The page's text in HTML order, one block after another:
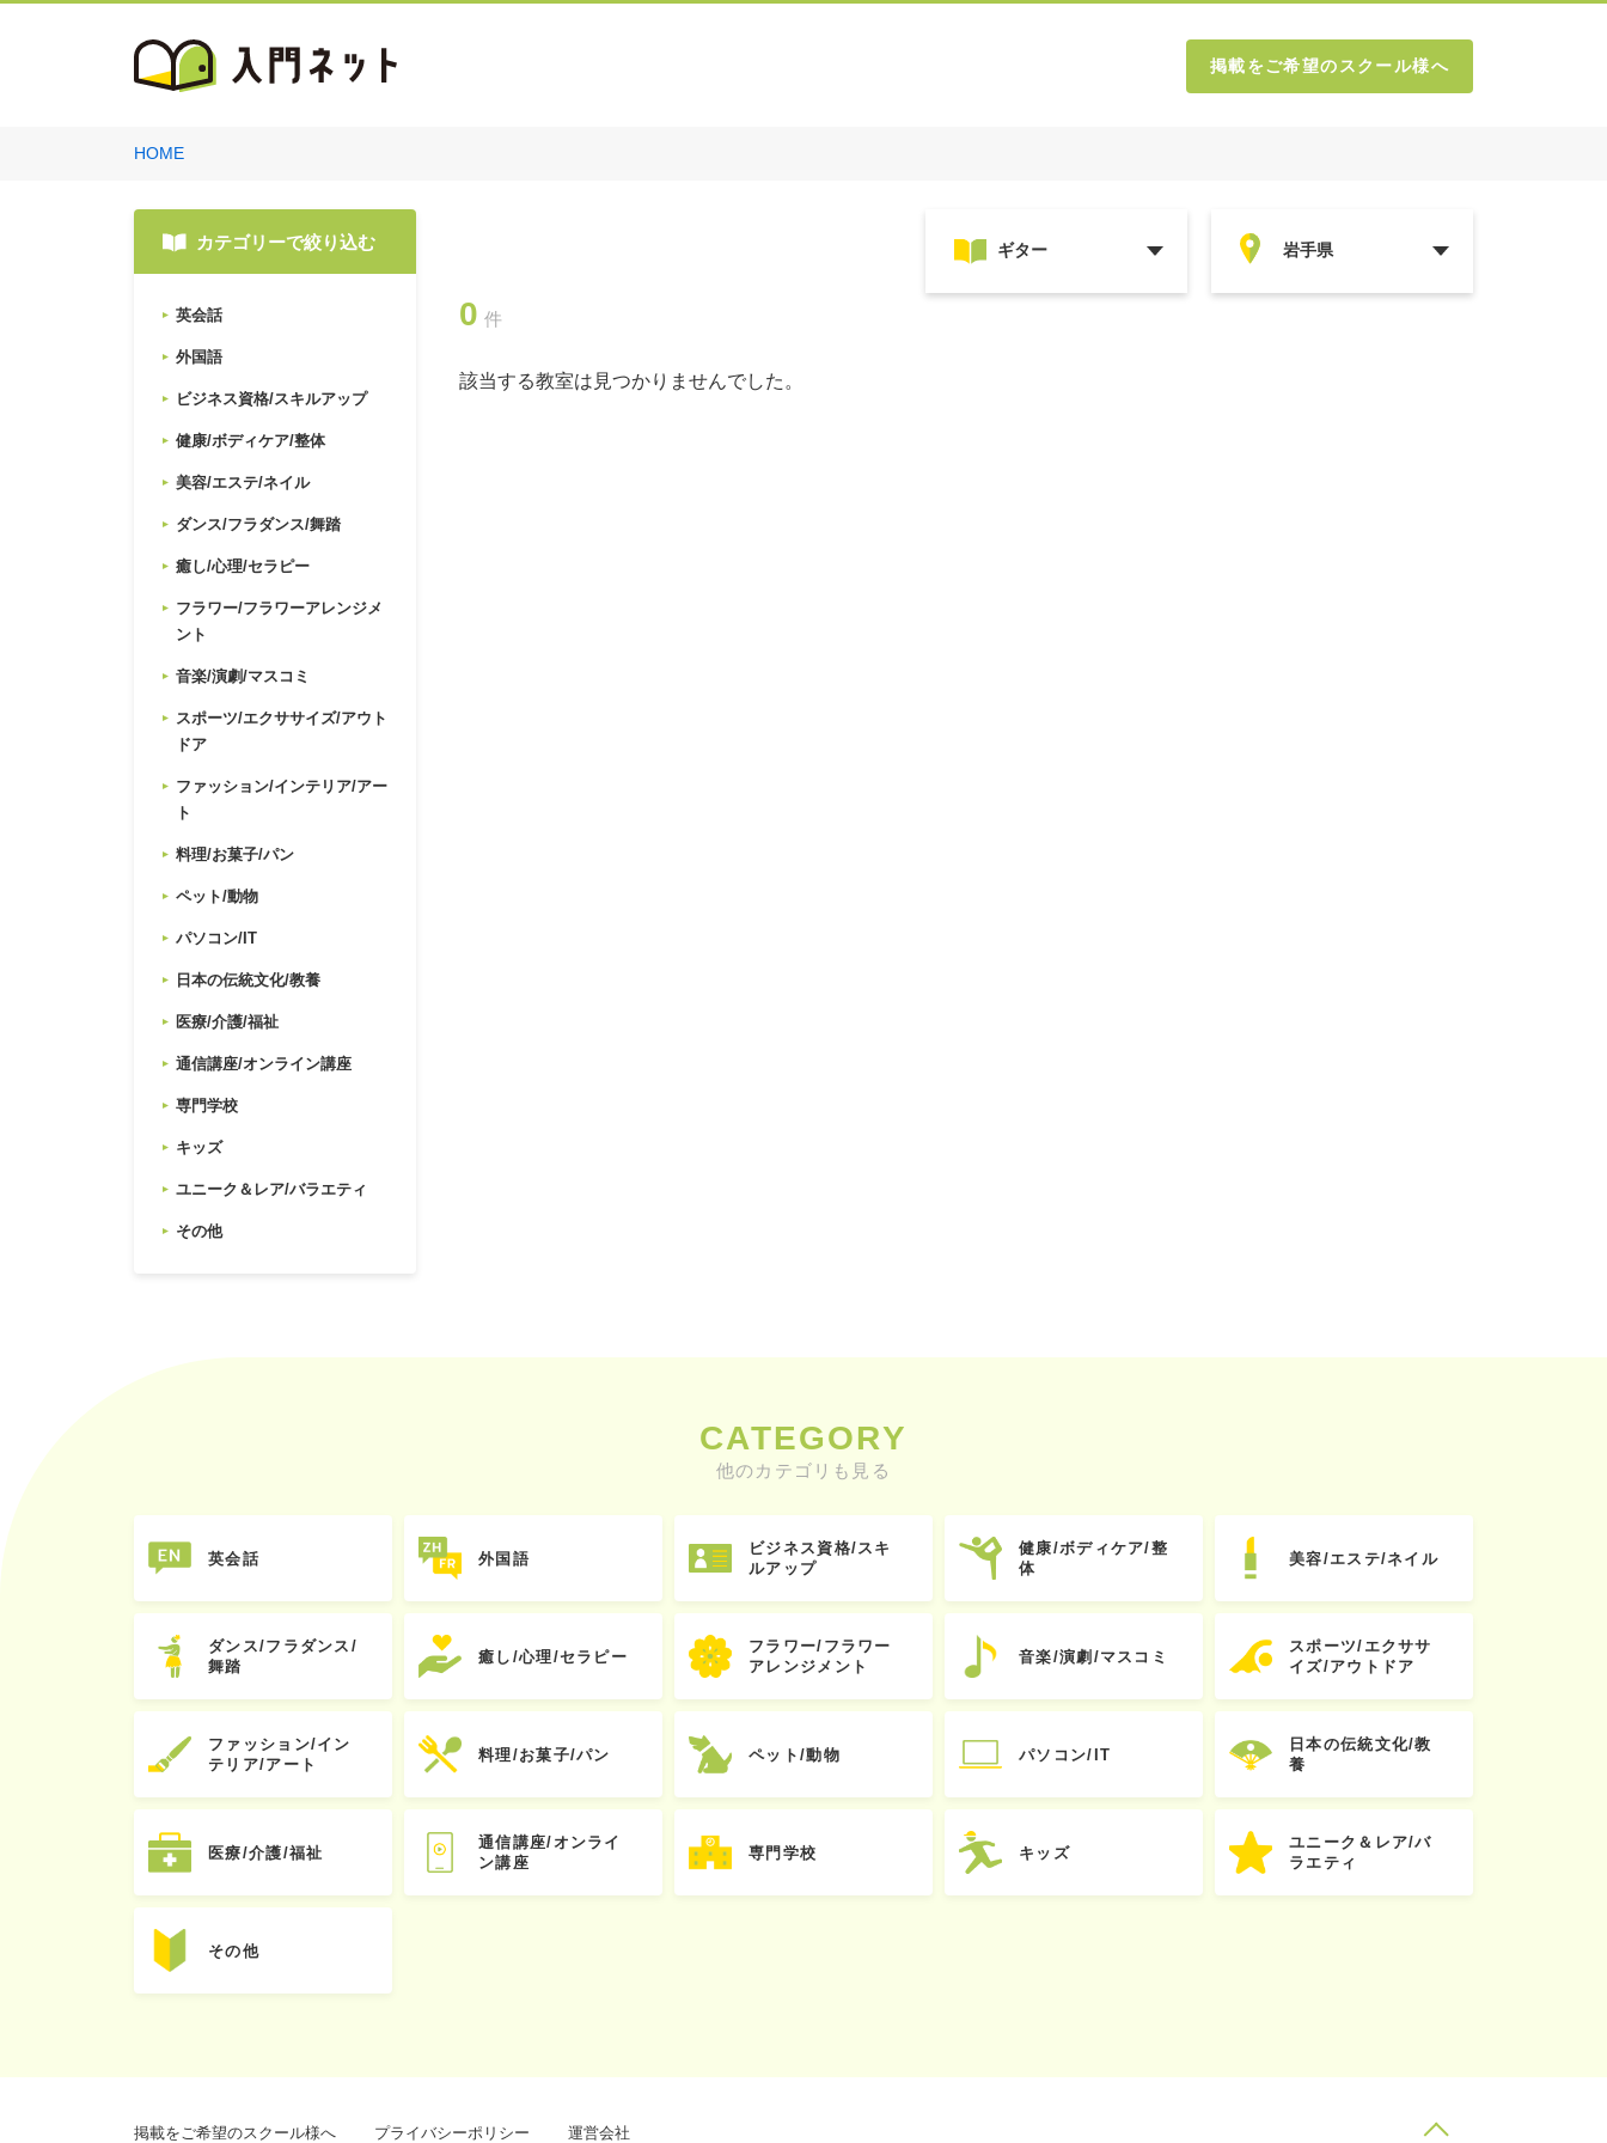
掲載をご希望のスクール様へ
HOME
カテゴリーで絞り込む
英会話
外国語
ビジネス資格/スキルアップ
健康/ボディケア/整体
美容/エステ/ネイル
ダンス/フラダンス/舞踏
癒し/心理/セラピー
フラワー/フラワーアレンジメ
ント
音楽/演劇/マスコミ
スポーツ/エクササイズ/アウト
ドア
ファッション/インテリア/アー
ト
料理/お菓子/パン
ペット/動物
パソコン/IT
日本の伝統文化/教養
医療/介護/福祉
通信講座/オンライン講座
専門学校
キッズ
ユニーク＆レア/バラエティ
その他
0 件
該当する教室は見つかりませんでした。
CATEGORY
他のカテゴリも見る
英会話 外国語
ビジネス資格/スキ
ルアップ
健康/ボディケア/整
体
美容/エステ/ネイル
ダンス/フラダンス/
舞踏
癒し/心理/セラピー
フラワー/フラワー
アレンジメント
音楽/演劇/マスコミ
スポーツ/エクササ
イズ/アウトドア
ファッション/イン
テリア/アート
料理/お菓子/パン ペット/動物 パソコン/IT
日本の伝統文化/教
養
医療/介護/福祉
通信講座/オンライ
ン講座
専門学校 キッズ
ユニーク＆レア/バ
ラエティ
その他
掲載をご希望のスクール様へ プライバシーポリシー 運営会社